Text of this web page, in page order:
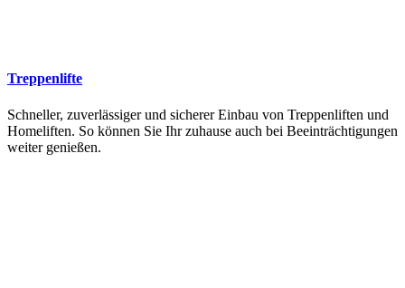
Treppenlifte
Schneller, zuverlässiger und sicherer Einbau von Treppenliften und
Homeliften. So können Sie Ihr zuhause auch bei Beeinträchtigungen
weiter genießen.